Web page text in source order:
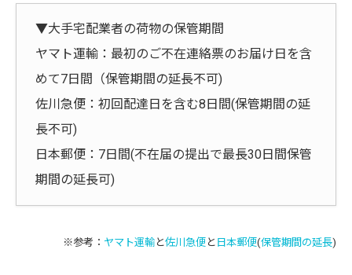
▼大手宅配業者の荷物の保管期間
ヤマト運輸：最初のご不在連絡票のお届け日を含
めて7日間（保管期間の延長不可)
佐川急便：初回配達日を含む8日間(保管期間の延
長不可)
日本郵便：7日間(不在届の提出で最長30日間保管
期間の延長可)
※参考： ヤマト運輸 と佐川急便 と 日本郵便(保管期間の延長)